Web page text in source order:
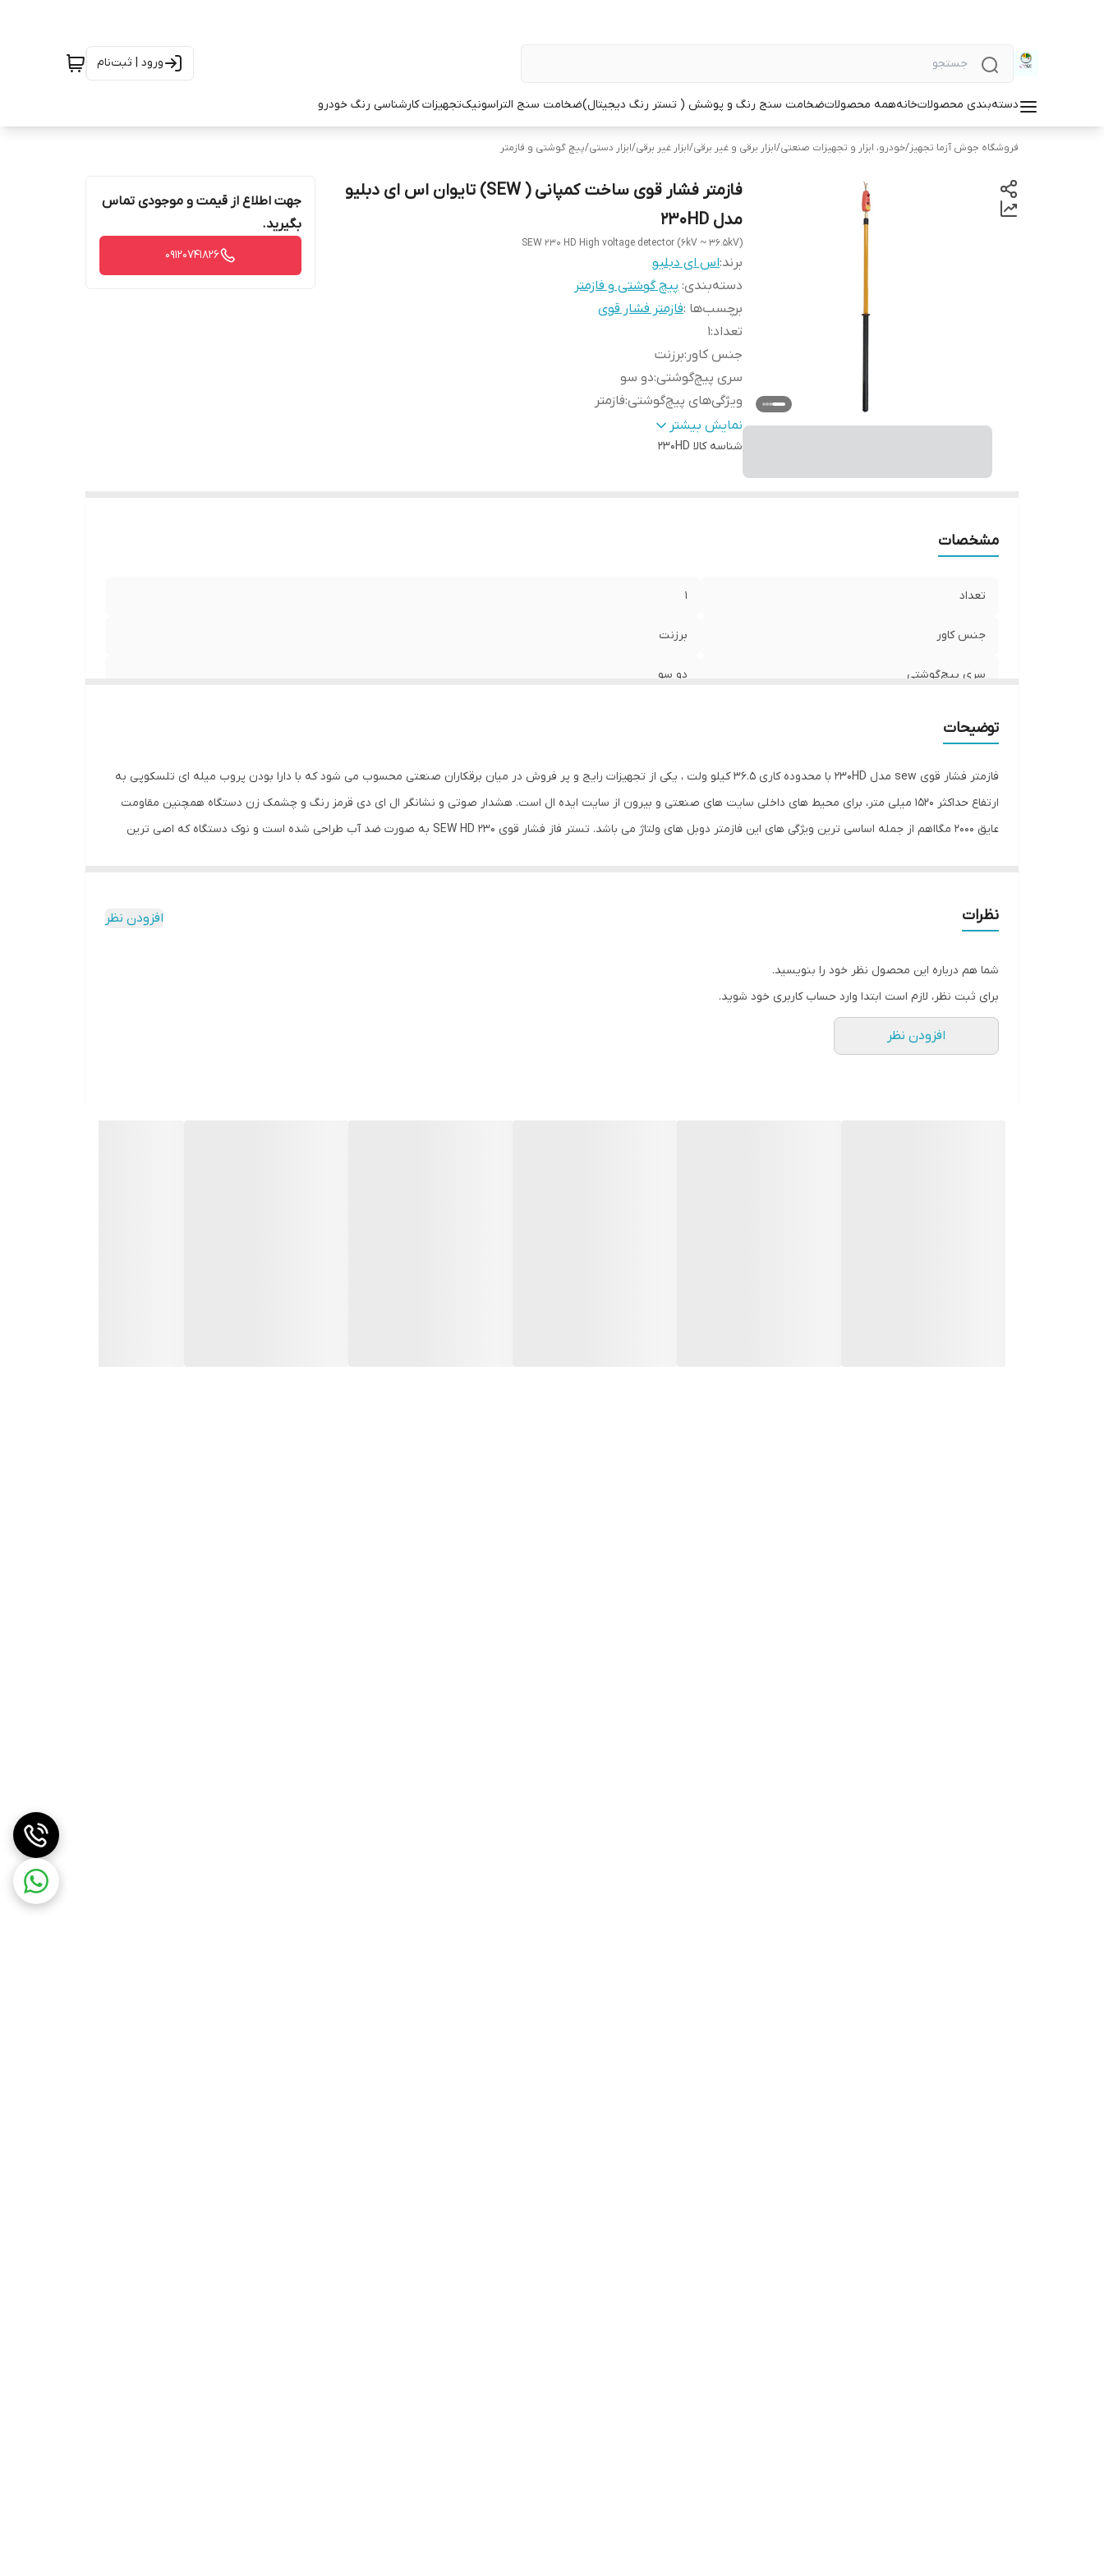
ورود | ثبت‌نام
دسته‌بندی محصولاتخانههمه محصولاتضخامت سنج رنگ و پوشش ( تستر رنگ دیجیتال)ضخامت سنج التراسونیکتجهیزات کارشناسی رنگ خودرو
فروشگاه جوش آزما تجهیز/خودرو، ابزار و تجهیزات صنعتی/ابزار برقی و غیر برقی/ابزار غیر برقی/ابزار دستی/پیچ گوشتی و فازمتر
فازمتر فشار قوی ساخت کمپانی ( SEW) تایوان اس ای دبلیو
مدل 230HD
SEW 230 HD High voltage detector (6kV ~ 36.5kV)
برند:اس ای دبلیو
دسته‌بندی: پیچ گوشتی و فازمتر
برچسب‌ها :فازمتر فشار قوی
تعداد:
1
جنس کاور :برزنت
سری پیچ‌گوشتی:دو سو
ویژگی‌های پیچ‌گوشتی:فازمتر
رنگ:زرد
نمایش بیشتر
شناسه کالا 230HD
جهت اطلاع از قیمت و موجودی تماس
بگیرید.
09120741826
مشخصات
تعداد 1
جنس کاور برزنت
سری پیچ‌گوشتی دو سو
توضیحات
فازمتر فشار قوی sew مدل 230HD با محدوده کاری 36.5 کیلو ولت ، یکی از تجهیزات رایج و پر فروش در میان برقکاران صنعتی محسوب می شود که با دارا بودن پروب میله ای تلسکوپی به
ارتفاع حداکثر 1520 میلی متر، برای محیط های داخلی سایت های صنعتی و بیرون از سایت ایده ال است. هشدار صوتی و نشانگر ال ای دی قرمز رنگ و چشمک زن دستگاه همچنین مقاومت
عایق 2000 مگااهم از جمله اساسی ترین ویژگی های این فازمتر دوبل های ولتاژ می باشد. تستر فاز فشار قوی 230 SEW HD به صورت ضد آب طراحی شده است و نوک دستگاه که اصی ترین
نظرات افزودن نظر
شما هم درباره این محصول نظر خود را بنویسید.
برای ثبت نظر، لازم است ابتدا وارد حساب کاربری خود شوید.
افزودن نظر